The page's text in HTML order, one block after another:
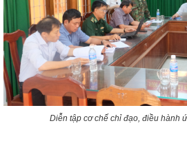
Diễn tập cơ chế chỉ đạo, điều hành